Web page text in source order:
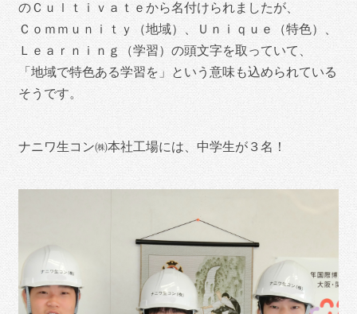
のＣｕｌｔｉｖａｔｅから名付けられましたが、
Ｃｏｍｍｕｎｉｔｙ（地域）、Ｕｎｉｑｕｅ（特色）、
Ｌｅａｒｎｉｎｇ（学習）の頭文字を取っていて、
「地域で特色ある学習を」という意味も込められている
そうです。
ナニワ生コン㈱本社工場には、中学生が３名！